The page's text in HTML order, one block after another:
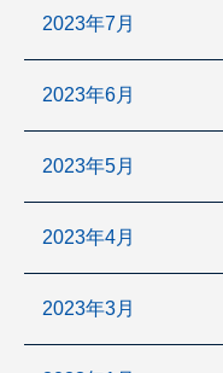
2023年7月
2023年6月
2023年5月
2023年4月
2023年3月